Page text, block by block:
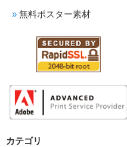
無料ポスター素材
カテゴリ